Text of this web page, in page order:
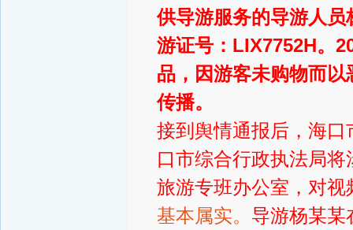
供导游服务的导游人
游证号：LIX7752H。
品，因游客未购物而
传播。
接到舆情通报后，海
口市综合行政执法局
旅游专班办公室，对
基本属实。 导游杨某某